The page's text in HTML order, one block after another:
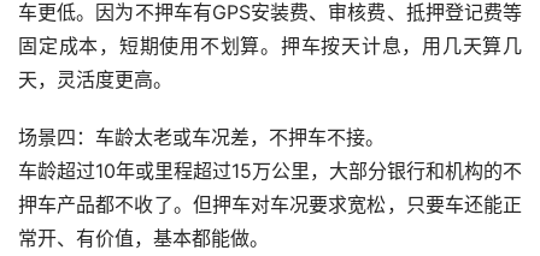
车更低。因为不押车有GPS安装费、审核费、抵押登记费等
固定成本，短期使用不划算。押车按天计息，用几天算几
天，灵活度更高。
场景四：车龄太老或车况差，不押车不接。
车龄超过10年或里程超过15万公里，大部分银行和机构的不
押车产品都不收了。但押车对车况要求宽松，只要车还能正
常开、有价值，基本都能做。